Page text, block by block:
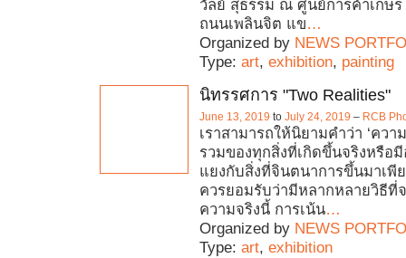
วัลย์ สุธรรม ณ ศูนย์การค้าเกษร
ถนนเพลินจิต แข…
Organized by NEWS
Type: art, exhibition, painting
นิทรรศการ "Two Realities"
June 13, 2019 to July 24, 2019 – RCB
เราสามารถให้นิยามคำว่า ‘ควา
รวมของทุกสิ่งที่เกิดขึ้นจริงหรือ
แยงกับสิ่งที่จินตนาการขึ้นมาเพีย
ควรยอมรับว่ามีหลากหลายวิธีที่
ความจริงนี้ การเน้น…
Organized by NEWS
Type: art, exhibition